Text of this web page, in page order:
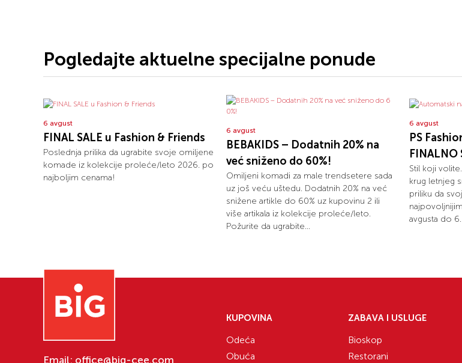
Pogledajte aktuelne specijalne ponude
6 avgust
FINAL SALE u Fashion & Friends
Poslednja prilika da ugrabite svoje omiljene
komade iz kolekcije proleće/leto 2026. po
najboljim cenama!
6 avgust
BEBAKIDS – Dodatnih 20% na
već sniženo do 60%!
Omiljeni komadi za male trendsetere sada
uz još veću uštedu. Dodatnih 20% na već
snižene artikle do 60% uz kupovinu 2 ili
više artikala iz kolekcije proleće/leto.
Požurite da ugrabite...
6 avgust
PS
FINALNO
Stil koji
krug letnjeg
priliku da
avgusta do
Email: office@big-cee.com
KUPOVINA
Odeća
Obuća
ZABAVA I USLUGE
Bioskop
Restorani